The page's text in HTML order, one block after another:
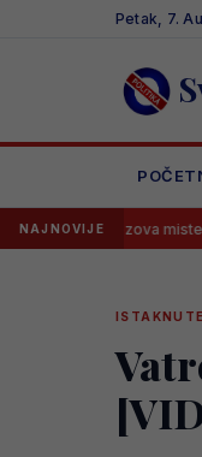
Petak, 7.
NAJNOVIJEmisteriozna
ISTAKNUTE